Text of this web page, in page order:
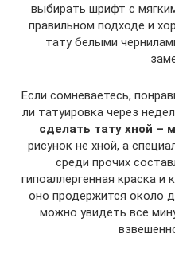
выбирать шрифт с
правильном подходе и
тату белыми
Если сомневаетесь,
ли татуировка через
сделать тату хной –
рисунок не хной, а
среди прочих
гипоаллергенная краска
оно продержится около
можно увидеть все